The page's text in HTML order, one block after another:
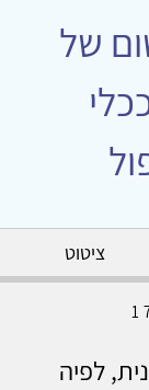
של
ציטוט
לפיה